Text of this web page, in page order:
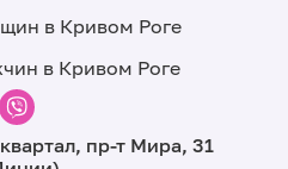
в Кривом Роге
в Кривом Роге
пр-т Мира, 31